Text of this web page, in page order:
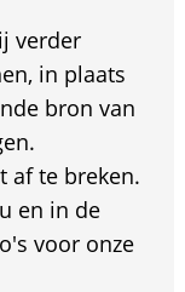
verder
in plaats
bron van
af te breken.
en in de
voor onze